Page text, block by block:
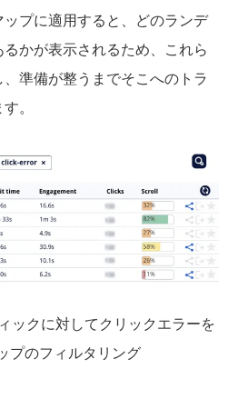
プに適用すると、どのランデ
かが表示されるため、これら
準備が整うまでそこへのトラ
。
ックに対してクリックエラーを
プのフィルタリング